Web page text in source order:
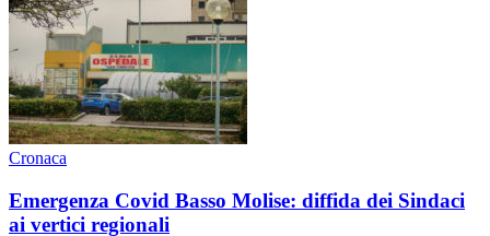
Cronaca
Emergenza Covid Basso Molise: diffida dei Sindaci
ai vertici regionali